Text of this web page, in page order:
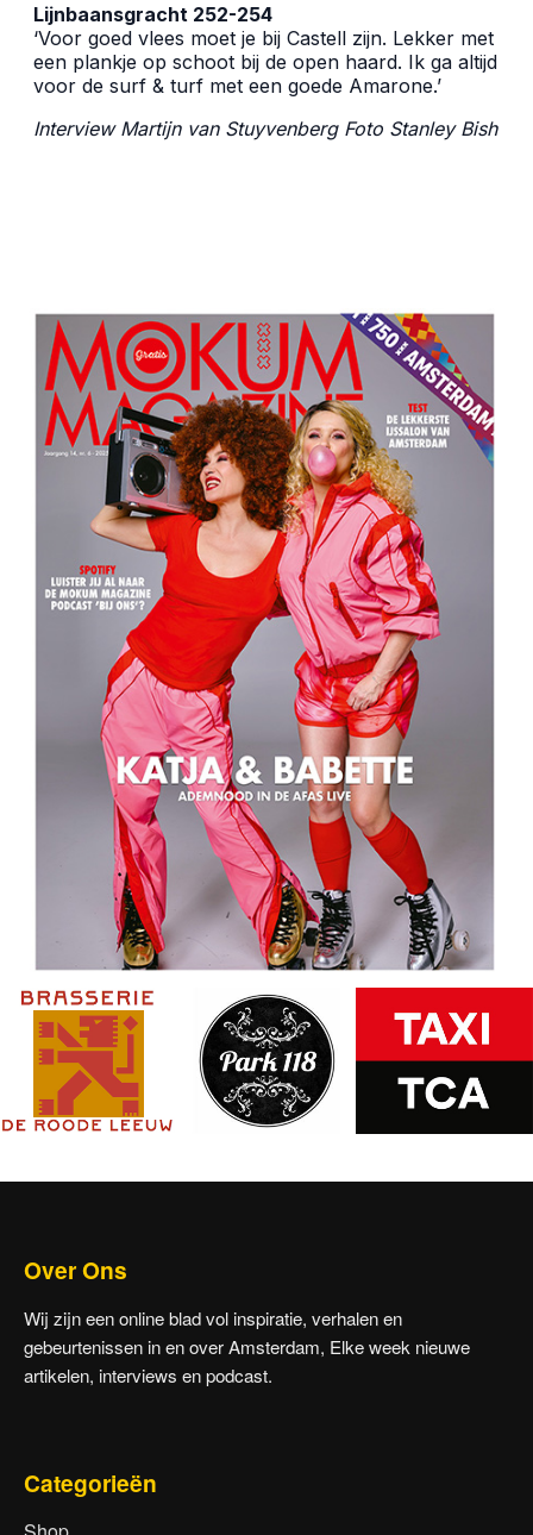
Lijnbaansgracht 252-254
‘Voor goed vlees moet je bij Castell zijn. Lekker met
een plankje op schoot bij de open haard. Ik ga altijd
voor de surf & turf met een goede Amarone.’
Interview Martijn van Stuyvenberg Foto Stanley Bish
Over Ons
Wij zijn een online blad vol inspiratie, verhalen en
gebeurtenissen in en over Amsterdam, Elke week nieuwe
artikelen, interviews en podcast.
Categorieën